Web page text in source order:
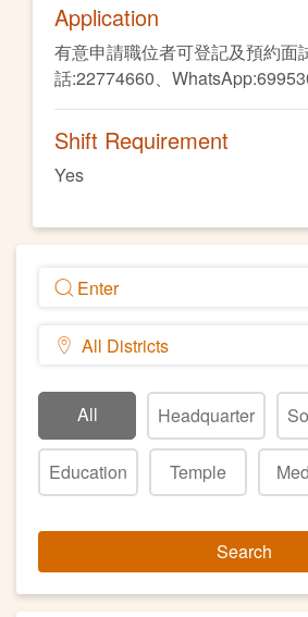
All Headquarter
Education Temple
Search
Application
有意申請職位者可登記及預約面
話:22774660、
Shift Requirement
Yes